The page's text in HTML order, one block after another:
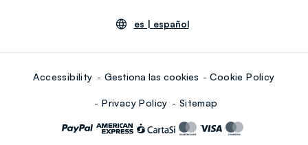
es | español
Accessibility Gestiona las cookies Cookie Policy
Privacy Policy Sitemap